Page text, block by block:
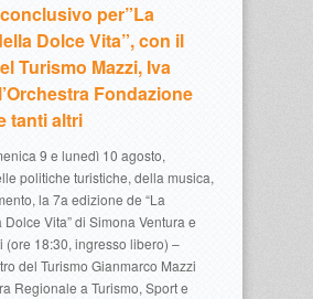
per”La
Dolce Vita”, con il
Turismo Mazzi, Iva
Fondazione
tanti altri
9 e lunedì 10 agosto,
politiche turistiche, della musica,
la 7a edizione de “La
Vita” di Simona Ventura e
(ore 18:30, ingresso libero) –
del Turismo Gianmarco Mazzi
Regionale a Turismo, Sport e